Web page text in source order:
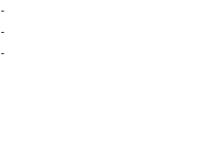
-
-
-